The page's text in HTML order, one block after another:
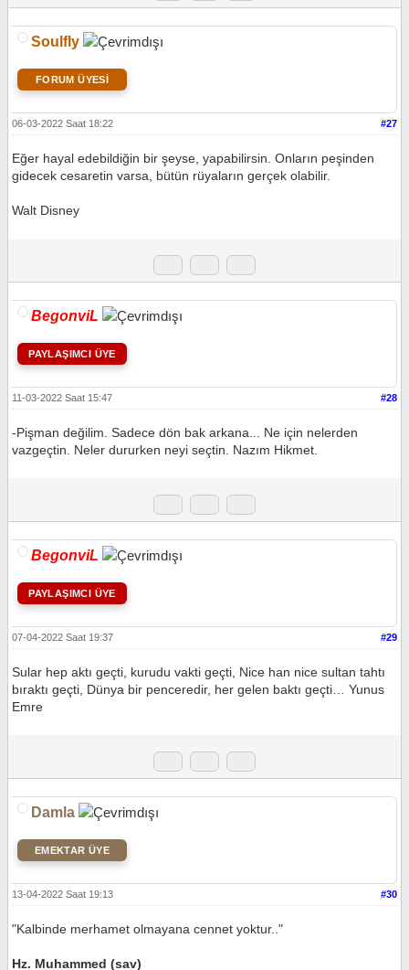
Soulfly
FORUM ÜYESİ
#27
06-03-2022 Saat 18:22
Eğer hayal edebildiğin bir şeyse, yapabilirsin. Onların peşinden
gidecek cesaretin varsa, bütün rüyaların gerçek olabilir.
Walt Disney
BegonviL
PAYLAŞIMCI ÜYE
#28
11-03-2022 Saat 15:47
-Pişman değilim. Sadece dön bak arkana... Ne için nelerden
vazgeçtin. Neler dururken neyi seçtin. Nazım Hikmet.
BegonviL
PAYLAŞIMCI ÜYE
#29
07-04-2022 Saat 19:37
Sular hep aktı geçti, kurudu vakti geçti, Nice han nice sultan tahtı
bıraktı geçti, Dünya bir penceredir, her gelen baktı geçti… Yunus
Emre
Damla
EMEKTAR ÜYE
#30
13-04-2022 Saat 19:13
"Kalbinde merhamet olmayana cennet yoktur.."
Hz. Muhammed (sav)